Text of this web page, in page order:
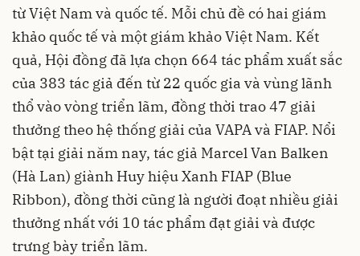
từ Việt Nam và quốc tế. Mỗi chủ đề có hai giám
khảo quốc tế và một giám khảo Việt Nam. Kết
quả, Hội đồng đã lựa chọn 664 tác phẩm xuất sắc
của 383 tác giả đến từ 22 quốc gia và vùng lãnh
thổ vào vòng triển lãm, đồng thời trao 47 giải
thưởng theo hệ thống giải của VAPA và FIAP. Nổi
bật tại giải năm nay, tác giả Marcel Van Balken
(Hà Lan) giành Huy hiệu Xanh FIAP (Blue
Ribbon), đồng thời cũng là người đoạt nhiều giải
thưởng nhất với 10 tác phẩm đạt giải và được
trưng bày triển lãm.